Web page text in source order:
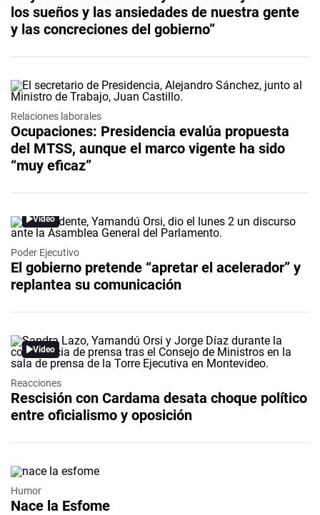
los sueños y las ansiedades de nuestra gente
y las concreciones del gobierno”
Relaciones laborales
Ocupaciones: Presidencia evalúa propuesta
del MTSS, aunque el marco vigente ha sido
“muy eficaz”
Video
Poder Ejecutivo
El gobierno pretende “apretar el acelerador” y
replantea su comunicación
Video
Reacciones
Rescisión con Cardama desata choque político
entre oficialismo y oposición
Humor
Nace la Esfome